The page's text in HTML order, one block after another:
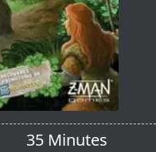
35 Minutes